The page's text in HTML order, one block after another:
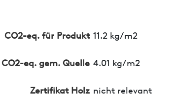
CO2-eq. für Produkt 11.2 kg/m2
CO2-eq. gem. Quelle 4.01 kg/m2
Zertifikat Holz nicht relevant